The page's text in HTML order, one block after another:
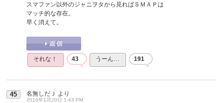
スマファン以外のジャニヲタから見ればＳＭＡＰは
マッチ的な存在。
早く消えて。
それな！ 43 うーん… 191
45 名無しだＪ より
2016年1月20日 1:43 PM